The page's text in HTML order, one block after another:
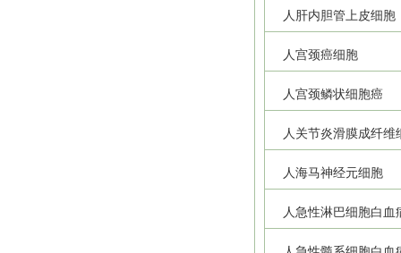
人肝内胆管上皮细胞
人宫颈癌细胞
人宫颈鳞状细胞癌
人关节炎滑膜成纤维
人海马神经元细胞
人急性淋巴细胞白血